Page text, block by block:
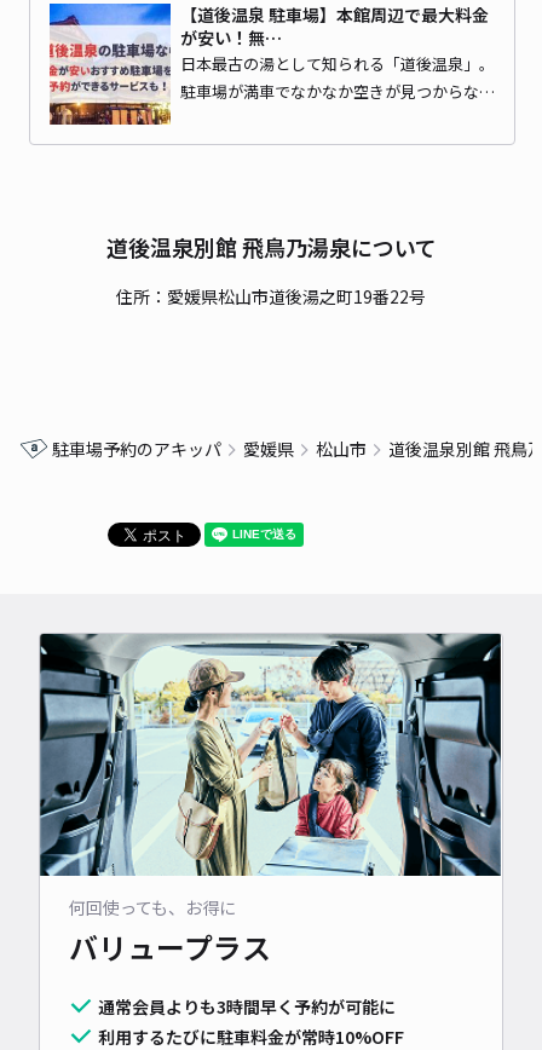
【道後温泉 駐車場】本館周辺で最大料金
が安い！無…
日本最古の湯として知られる「道後温泉」。
駐車場が満車でなかなか空きが見つからな…
道後温泉別館 飛鳥乃湯泉について
住所：愛媛県松山市道後湯之町19番22号
駐車場予約のアキッパ 愛媛県 松山市 道後温泉別館 飛鳥
何回使っても、お得に
バリュープラス
通常会員よりも3時間早く予約が可能に
利用するたびに駐車料金が常時10%OFF